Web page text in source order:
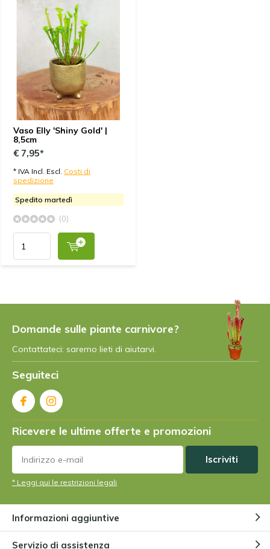
Vaso Elly 'Shiny Gold' |
8,5cm
€ 7,95*
* IVA Incl. Escl. Costi di
spedizione
Spedito martedì
(0)
Domande sulle piante carnivore?
Contattateci: saremo lieti di aiutarvi.
Seguiteci
Ricevere le ultime offerte e promozioni
Iscriviti
* Leggi qui le restrizioni legali
Informazioni aggiuntive
Servizio di assistenza